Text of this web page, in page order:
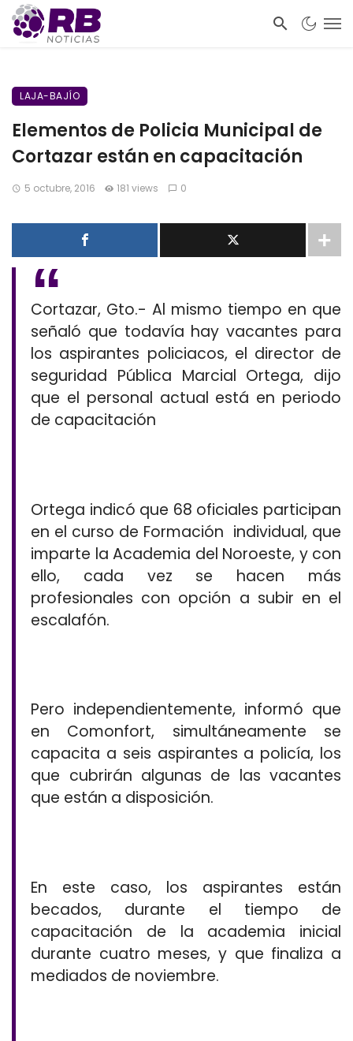
LAJA-BAJÍO
Elementos de Policia Municipal de
Cortazar están en capacitación
5 octubre, 2016 181 views 0
Cortazar, Gto.- Al mismo tiempo en que
señaló que todavía hay vacantes para
los aspirantes policiacos, el director de
seguridad Pública Marcial Ortega, dijo
que el personal actual está en periodo
de capacitación
Ortega indicó que 68 oficiales participan
en el curso de Formación individual, que
imparte la Academia del Noroeste, y con
ello, cada vez se hacen más
profesionales con opción a subir en el
escalafón.
Pero independientemente, informó que
en Comonfort, simultáneamente se
capacita a seis aspirantes a policía, los
que cubrirán algunas de las vacantes
que están a disposición.
En este caso, los aspirantes están
becados, durante el tiempo de
capacitación de la academia inicial
durante cuatro meses, y que finaliza a
mediados de noviembre.